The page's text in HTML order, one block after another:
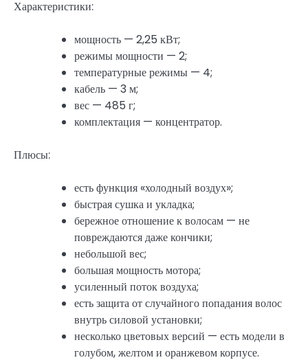
Характеристики:
мощность — 2,25 кВт;
режимы мощности — 2;
температурные режимы — 4;
кабель — 3 м;
вес — 485 г;
комплектация — концентратор.
Плюсы:
есть функция «холодный воздух»;
быстрая сушка и укладка;
бережное отношение к волосам — не
повреждаются даже кончики;
небольшой вес;
большая мощность мотора;
усиленный поток воздуха;
есть защита от случайного попадания волос
внутрь силовой установки;
несколько цветовых версий — есть модели в
голубом, желтом и оранжевом корпусе.